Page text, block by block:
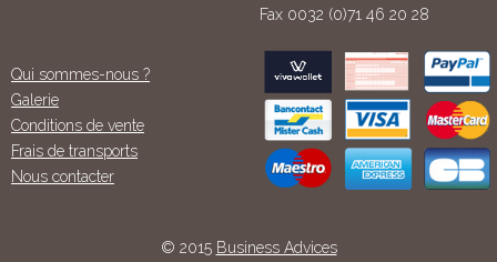
Fax 0032 (0)71 46 20 28
Qui sommes-nous ?
Galerie
Conditions de vente
Frais de transports
Nous contacter
© 2015 Business Advices